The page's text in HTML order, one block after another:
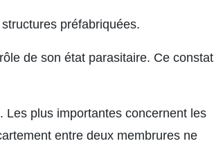
préfabriquées.
de son état parasitaire. Ce constat
Les plus importantes concernent les
entre deux membrures ne